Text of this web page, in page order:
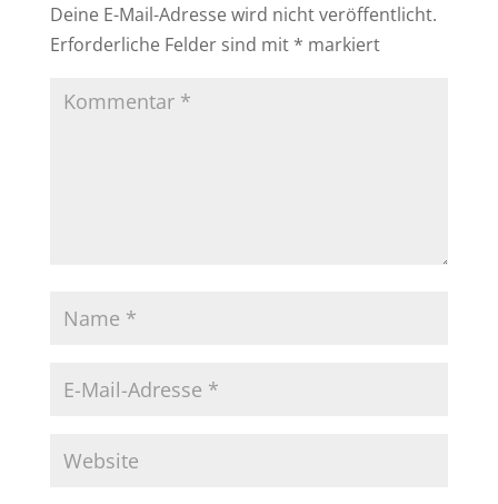
Deine E-Mail-Adresse wird nicht veröffentlicht.
Erforderliche Felder sind mit * markiert